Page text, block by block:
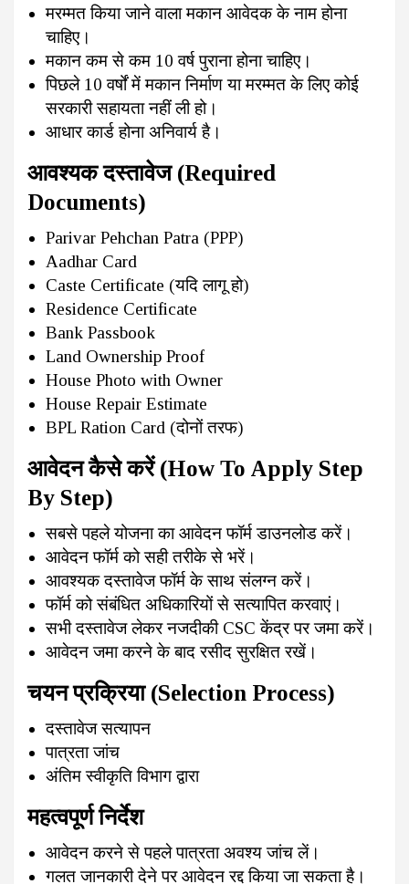
मरम्मत किया जाने वाला मकान आवेदक के नाम होना
चाहिए।
मकान कम से कम 10 वर्ष पुराना होना चाहिए।
पिछले 10 वर्षों में मकान निर्माण या मरम्मत के लिए कोई
सरकारी सहायता नहीं ली हो।
आधार कार्ड होना अनिवार्य है।
आवश्यक दस्तावेज (Required
Documents)
Parivar Pehchan Patra (PPP)
Aadhar Card
Caste Certificate (यदि लागू हो)
Residence Certificate
Bank Passbook
Land Ownership Proof
House Photo with Owner
House Repair Estimate
BPL Ration Card (दोनों तरफ)
आवेदन कैसे करें (How To Apply Step
By Step)
सबसे पहले योजना का आवेदन फॉर्म डाउनलोड करें।
आवेदन फॉर्म को सही तरीके से भरें।
आवश्यक दस्तावेज फॉर्म के साथ संलग्न करें।
फॉर्म को संबंधित अधिकारियों से सत्यापित करवाएं।
सभी दस्तावेज लेकर नजदीकी CSC केंद्र पर जमा करें।
आवेदन जमा करने के बाद रसीद सुरक्षित रखें।
चयन प्रक्रिया (Selection Process)
दस्तावेज सत्यापन
पात्रता जांच
अंतिम स्वीकृति विभाग द्वारा
महत्वपूर्ण निर्देश
आवेदन करने से पहले पात्रता अवश्य जांच लें।
गलत जानकारी देने पर आवेदन रद्द किया जा सकता है।